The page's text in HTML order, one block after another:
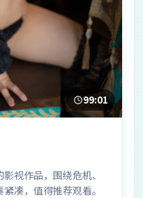
99:01
视作品，围绕危机、
凑，值得推荐观看。